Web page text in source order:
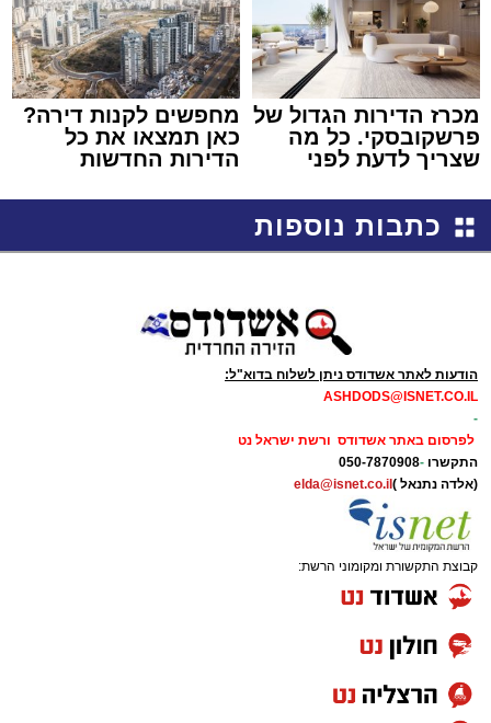
מכרז הדירות הגדול של
פרשקובסקי. כל מה
שצריך לדעת לפני
באשדוד
מחפשים לקנות דירה?
כאן תמצאו את כל
הדירות החדשות
כתבות נוספות
הודעות לאתר אשדודס ניתן לשלוח בדוא"ל:
ASHDODS@ISNET.CO.IL
-
לפרסום באתר אשדודס ורשת ישראל נט
התקשרו -
050-7870908
(אלדה נתנאל )elda@isnet.co.il
קבוצת התקשורת ומקומוני הרשת: